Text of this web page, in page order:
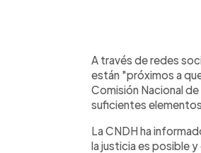
►
A través de redes
están "próximos a
Comisión Nacional
suficientes
La CNDH ha
la justicia es posible